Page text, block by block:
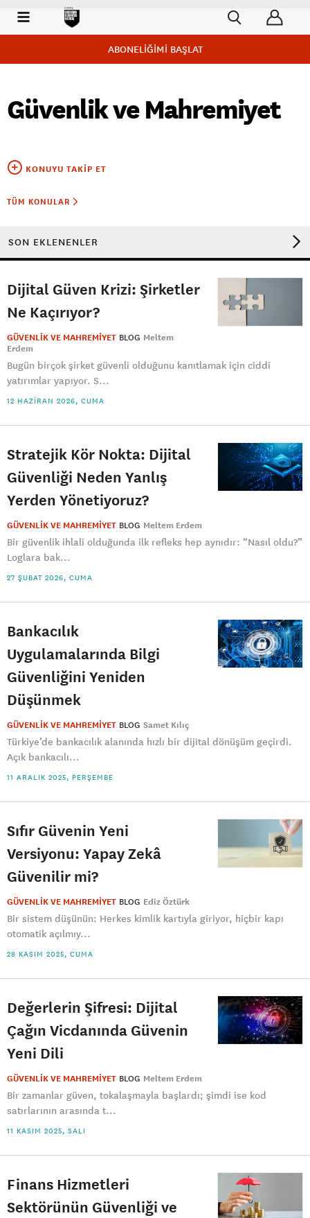
ABONELİĞİMİ BAŞLAT
Güvenlik ve Mahremiyet
KONUYU TAKIP ET
TÜM KONULAR
SON EKLENENLER
Dijital Güven Krizi: Şirketler
Ne Kaçırıyor?
GÜVENLİK VE MAHREMİYET BLOG Meltem
Erdem
Bugün birçok şirket güvenli olduğunu kanıtlamak için ciddi
yatırımlar yapıyor. S...
12 HAZIRAN 2026, CUMA
Stratejik Kör Nokta: Dijital
Güvenliği Neden Yanlış
Yerden Yönetiyoruz?
GÜVENLİK VE MAHREMİYET BLOG Meltem Erdem
Bir güvenlik ihlali olduğunda ilk refleks hep aynıdır: “Nasıl oldu?”
Loglara bak...
27 ŞUBAT 2026, CUMA
Bankacılık
Uygulamalarında Bilgi
Güvenliğini Yeniden
Düşünmek
GÜVENLİK VE MAHREMİYET BLOG Samet Kılıç
Türkiye’de bankacılık alanında hızlı bir dijital dönüşüm geçirdi.
Açık bankacılı...
11 ARALIK 2025, PERŞEMBE
Sıfır Güvenin Yeni
Versiyonu: Yapay Zekâ
Güvenilir mi?
GÜVENLİK VE MAHREMİYET BLOG Ediz Öztürk
Bir sistem düşünün: Herkes kimlik kartıyla giriyor, hiçbir kapı
otomatik açılmıy...
28 KASIM 2025, CUMA
Değerlerin Şifresi: Dijital
Çağın Vicdanında Güvenin
Yeni Dili
GÜVENLİK VE MAHREMİYET BLOG Meltem Erdem
Bir zamanlar güven, tokalaşmayla başlardı; şimdi ise kod
satırlarının arasında t...
11 KASIM 2025, SALI
Finans Hizmetleri
Sektörünün Güvenliği ve